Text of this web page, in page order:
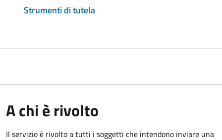
Strumenti di tutela
A chi è rivolto
Il servizio è rivolto a tutti i soggetti che intendono inviare una